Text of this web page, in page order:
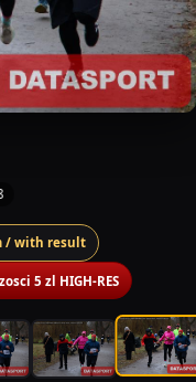
/ with result
5 zl HIGH-RES